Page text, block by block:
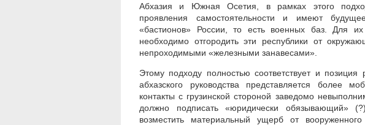
Абхазия и Южная Осетия, в рамках этого
проявления самостоятельности и имеют
«бастионов» России, то есть военных баз. Для их
необходимо отгородить эти республики от
непроходимыми «железными занавесами».
Этому подходу полностью соответствует и
абхазского руководства представляется более
контакты с грузинской стороной заведомо
должно подписать «юридически обязывающий»
возместить материальный ущерб от